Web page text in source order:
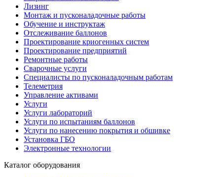
Лизинг
Монтаж и пусконаладочные работы
Обучение и инструктаж
Отслеживание баллонов
Проектирование криогенных систем
Проектирование предприятий
Ремонтные работы
Сварочные услуги
Специалисты по пусконаладочным работам
Телеметрия
Управление активами
Услуги
Услуги лабораторий
Услуги по испытаниям баллонов
Услуги по нанесению покрытия и обшивке
Установка ГБО
Электронные технологии
Каталог оборудования